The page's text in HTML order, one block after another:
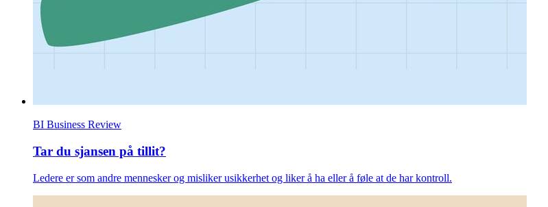
BI Business Review
Tar du sjansen på tillit?
Ledere er som andre mennesker og misliker usikkerhet og liker å ha eller å føle at de har kontroll.